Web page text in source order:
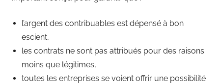
l’argent des contribuables est dépensé à bon
escient,
les contrats ne sont pas attribués pour des raisons
moins que légitimes,
toutes les entreprises se voient offrir une possibilité